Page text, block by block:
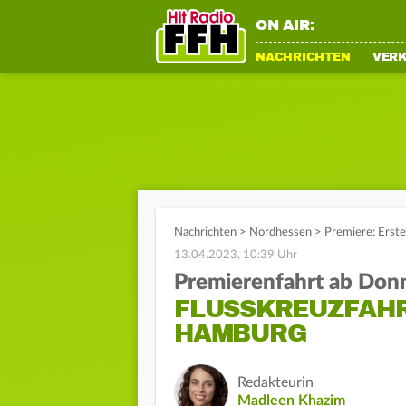
ON AIR:
NACHRICHTEN
Nachrichten > Nordhessen > Premiere:
13.04.2023, 10:39 Uhr
Premierenfahrt ab
HAMBURG
Redakteurin
Madleen Khazim